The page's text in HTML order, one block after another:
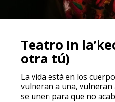
Teatro In
otra tú)
La vida está en los
vulneran a una, vulneran
se unen para que no